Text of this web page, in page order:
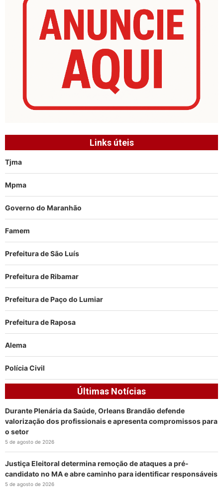
Links úteis
Tjma
Mpma
Governo do Maranhão
Famem
Prefeitura de São Luís
Prefeitura de Ribamar
Prefeitura de Paço do Lumiar
Prefeitura de Raposa
Alema
Polícia Civil
Últimas Notícias
Durante Plenária da Saúde, Orleans Brandão defende
valorização dos profissionais e apresenta compromissos para
o setor
5 de agosto de 2026
Justiça Eleitoral determina remoção de ataques a pré-
candidato no MA e abre caminho para identificar responsáveis
5 de agosto de 2026